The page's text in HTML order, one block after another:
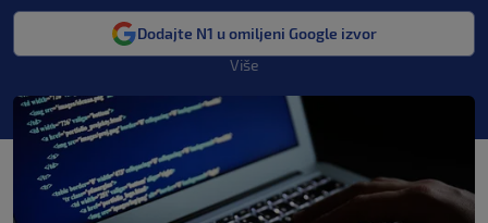
Dodajte N1 u omiljeni Google izvor
Više